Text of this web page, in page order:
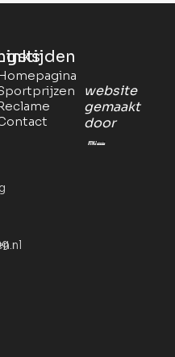
website
gemaakt
door